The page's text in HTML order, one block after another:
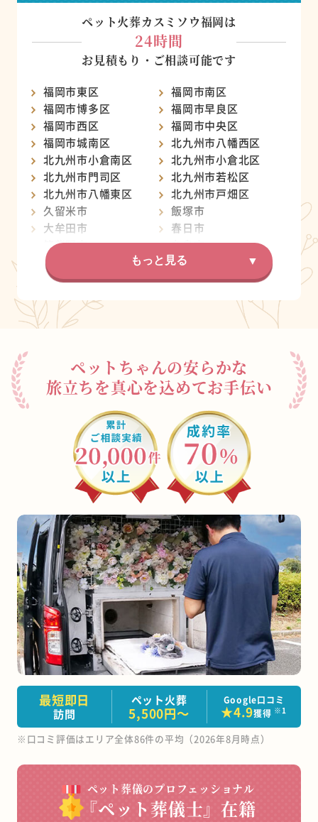
ペット火葬カスミソウ福岡は
24時間
お見積もり・ご相談可能です
福岡市東区
福岡市南区
福岡市博多区
福岡市早良区
福岡市西区
福岡市中央区
福岡市城南区
北九州市八幡西区
北九州市小倉南区
北九州市小倉北区
北九州市門司区
北九州市若松区
北九州市八幡東区
北九州市戸畑区
久留米市
飯塚市
大牟田市
春日市
筑紫野市
糸島市
宗像市
大野城市
柳川市
太宰府市
小郡市
直方市
筑後市
中間市
嘉麻市
みやま市
大川市
うきは市
豊前市
那珂川市
志免町
粕屋町
宇美町
苅田町
岡垣町
篠栗町
水巻町
須恵町
福智町
新宮町
みやこ町
広川町
築上町
遠賀町
川崎町
鞍手町
芦屋町
大刀洗町
大木町
桂川町
香春町
添田町
糸田町
小竹町
久山町
上毛町
吉富町
大任町
赤村
東峰村
もっと見る
ペットちゃんの安らかな
旅立ちを真心を込めてお手伝い
最短即日
訪問
ペット火葬
5,500円～
Google口コミ
★4.9獲得 ※1
※口コミ評価はエリア全体86件の平均（2026年8月時点）
ペット葬儀のプロフェッショナル
『ペット葬儀士』在籍